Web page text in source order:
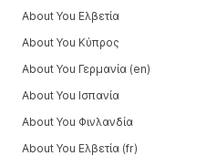
About You Ελβετία
About You Κύπρος
About You Γερμανία (en)
About You Ισπανία
About You Φινλανδία
About You Ελβετία (fr)